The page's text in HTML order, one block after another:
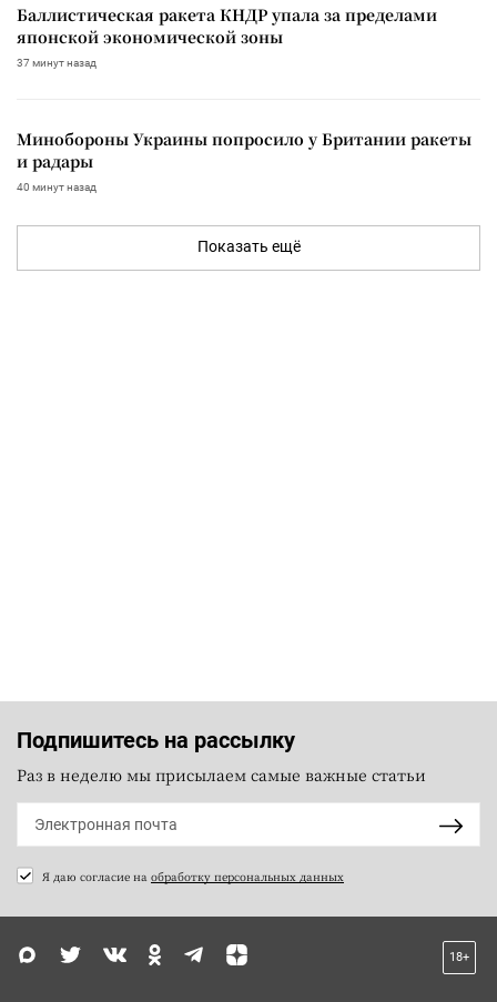
Баллистическая ракета КНДР упала за пределами
японской экономической зоны
37 минут назад
Минобороны Украины попросило у Британии ракеты
и радары
40 минут назад
Показать ещё
Подпишитесь на рассылку
Раз в неделю мы присылаем самые важные статьи
Я даю согласие на обработку персональных данных
18+